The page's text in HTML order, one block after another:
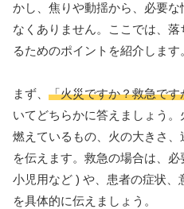
かし、焦りや動揺から、必要
なくありません。ここでは、
るためのポイントを紹介します
まず、 「火災ですか？救急です
いてどちらかに答えましょう。
燃えているもの、火の大きさ
を伝えます。救急の場合は、必
小児用など ) や、患者の症状
を具体的に伝えましょう。